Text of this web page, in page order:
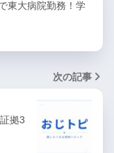
東大病院勤務！学
次の記事
拠3